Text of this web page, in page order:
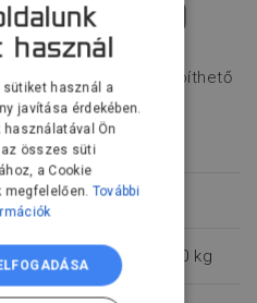
T-1000
önállóan telepíthető
oldal
száma
1000 kg
használ
sütiket használ a
javítása érdekében.
használatával Ön
összes süti
a Cookie
megfelelően. További